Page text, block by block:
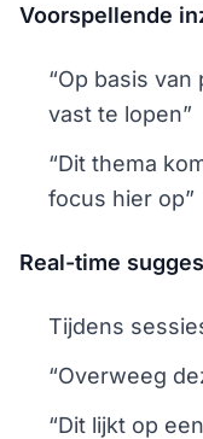
Voorspellende
“Op basis
vast te lopen”
“Dit thema
focus hier op”
Real-time
Tijdens
“Overweeg
“Dit lijkt op